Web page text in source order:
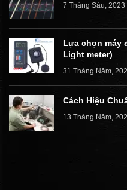
7 Tháng Sáu, 2023
Lựa chọn máy
Light meter)
31 Tháng Năm,
Cách Hiệu
13 Tháng Năm,